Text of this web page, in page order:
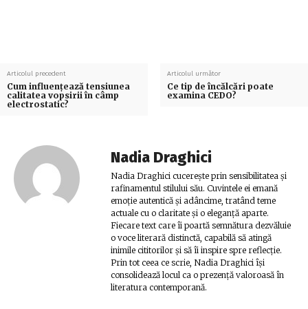
Articolul precedent
Cum influențează tensiunea
calitatea vopsirii în câmp
electrostatic?
Articolul următor
Ce tip de încălcări poate
examina CEDO?
Nadia Draghici
Nadia Draghici cucerește prin sensibilitatea și
rafinamentul stilului său. Cuvintele ei emană
emoție autentică și adâncime, tratând teme
actuale cu o claritate și o eleganță aparte.
Fiecare text care îi poartă semnătura dezvăluie
o voce literară distinctă, capabilă să atingă
inimile cititorilor și să îi inspire spre reflecție.
Prin tot ceea ce scrie, Nadia Draghici își
consolidează locul ca o prezență valoroasă în
literatura contemporană.